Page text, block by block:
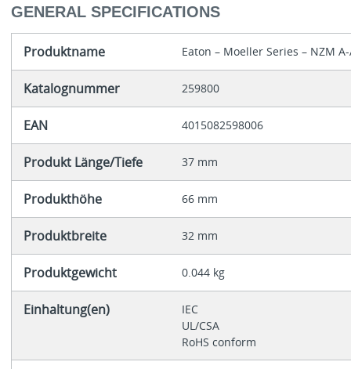
GENERAL SPECIFICATIONS
Produktname Eaton – Moeller Series – NZM
Katalognummer 259800
EAN 4015082598006
Produkt Länge/Tiefe 37 mm
Produkthöhe 66 mm
Produktbreite 32 mm
Produktgewicht 0.044 kg
Einhaltung(en)
IEC
UL/CSA
RoHS conform